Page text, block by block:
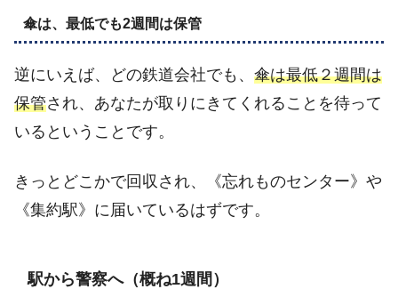
傘は、最低でも2週間は保管
逆にいえば、どの鉄道会社でも、 傘は最低２週間は
保管され、あなたが取りにきてくれることを待って
いるということです。
きっとどこかで回収され、《忘れものセンター》や
《集約駅》に届いているはずです。
駅から警察へ（概ね1週間）